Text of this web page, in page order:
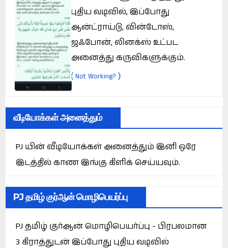
புதிய வடிவில், இப்போது
ஆன்ட்ராய்டு, வின்டோஸ்,
ஜஃபோன், லினக்ஸ் உட்பட
அனைத்து கருவிகளுக்கும்.
(Not Working? )
வீடியோக்கள் அனைத்தும்
PJ யின் வீடியோக்கள் அனைத்தும் இனி ஒரே
இடத்தில் காண இங்கு கிளிக் செய்யவும்.
PJ தமிழ் குர்ஆன் மொழிபெயர்ப்பு
PJ தமிழ் குர்ஆன் மொழிபெயர்ப்பு - பிரபலமான
3 கிராத்துடன் இப்போது புதிய வடிவில்